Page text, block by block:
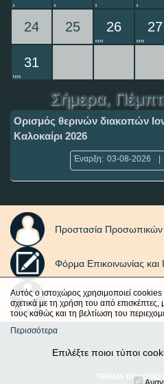
24 25 26 27
31
Σήμερα,
Ορισμός θερινών διακοπών
Καλοκαίρι 2026
Έναρξη: 03-08-2026
Προστασία
Φόρμα Επικοινωνίας
Δήλωση
ΤΜΗΜΑ
Αυτός ο ιστοχώρος χρησιμοποιεί
σχετικά με τη χρήση του από
τους καθώς και τη βελτίωση του
Περισσότερα
Επιλέξτε ποιοι τύποι